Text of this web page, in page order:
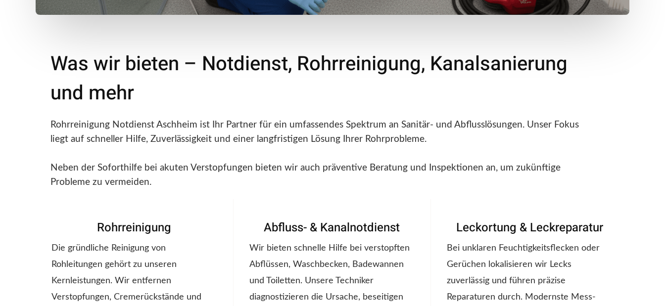
Was wir bieten – Notdienst, Rohrreinigung, Kanalsanierung
und mehr
Rohrreinigung Notdienst Aschheim ist Ihr Partner für ein umfassendes Spektrum an Sanitär- und Abflusslösungen. Unser Fokus
liegt auf schneller Hilfe, Zuverlässigkeit und einer langfristigen Lösung Ihrer Rohrprobleme.
Neben der Soforthilfe bei akuten Verstopfungen bieten wir auch präventive Beratung und Inspektionen an, um zukünftige
Probleme zu vermeiden.
Rohrreinigung
Die gründliche Reinigung von
Rohleitungen gehört zu unseren
Kernleistungen. Wir entfernen
Verstopfungen, Cremerückstände und
Abfluss- & Kanalnotdienst
Wir bieten schnelle Hilfe bei verstopften
Abflüssen, Waschbecken, Badewannen
und Toiletten. Unsere Techniker
diagnostizieren die Ursache, beseitigen
Leckortung & Leckreparatur
Bei unklaren Feuchtigkeitsflecken oder
Gerüchen lokalisieren wir Lecks
zuverlässig und führen präzise
Reparaturen durch. Modernste Mess-